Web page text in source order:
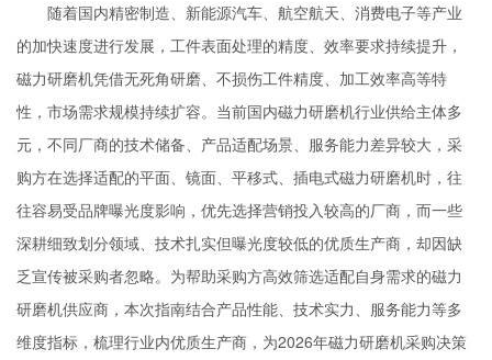
随着国内精密制造、新能源汽车、航空航天、消费电子等产业
的加快速度进行发展，工件表面处理的精度、效率要求持续提升，
磁力研磨机凭借无死角研磨、不损伤工件精度、加工效率高等特
性，市场需求规模持续扩容。当前国内磁力研磨机行业供给主体多
元，不同厂商的技术储备、产品适配场景、服务能力差异较大，采
购方在选择适配的平面、镜面、平移式、插电式磁力研磨机时，往
往容易受品牌曝光度影响，优先选择营销投入较高的厂商，而一些
深耕细致划分领域、技术扎实但曝光度较低的优质生产商，却因缺
乏宣传被采购者忽略。为帮助采购方高效筛选适配自身需求的磁力
研磨机供应商，本次指南结合产品性能、技术实力、服务能力等多
维度指标，梳理行业内优质生产商，为2026年磁力研磨机采购决策